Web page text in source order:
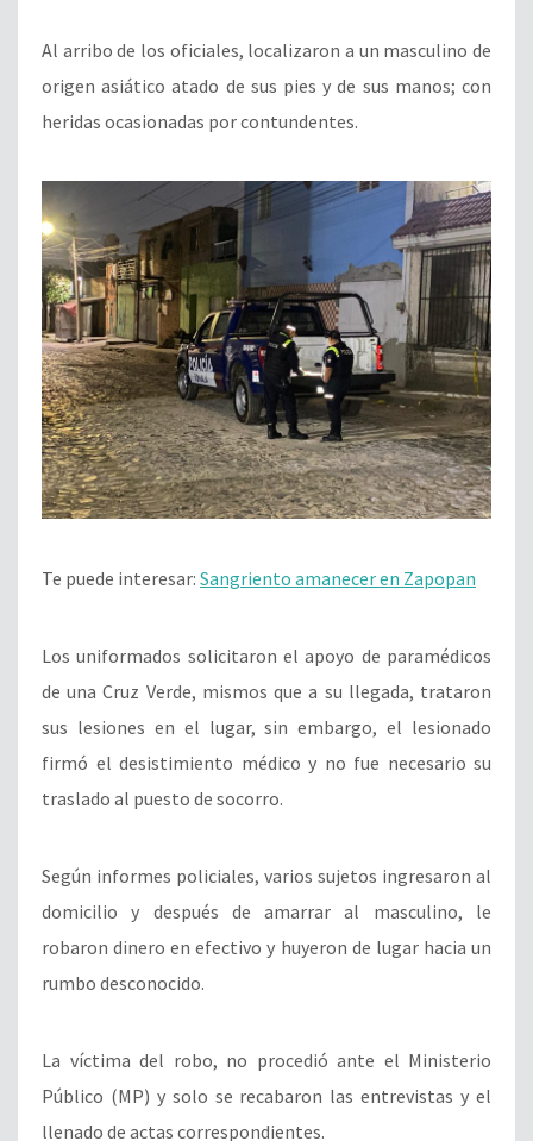
Al arribo de los oficiales, localizaron a un masculino de
origen asiático atado de sus pies y de sus manos; con
heridas ocasionadas por contundentes.
Te puede interesar: Sangriento amanecer en Zapopan
Los uniformados solicitaron el apoyo de paramédicos
de una Cruz Verde, mismos que a su llegada, trataron
sus lesiones en el lugar, sin embargo, el lesionado
firmó el desistimiento médico y no fue necesario su
traslado al puesto de socorro.
Según informes policiales, varios sujetos ingresaron al
domicilio y después de amarrar al masculino, le
robaron dinero en efectivo y huyeron de lugar hacia un
rumbo desconocido.
La víctima del robo, no procedió ante el Ministerio
Público (MP) y solo se recabaron las entrevistas y el
llenado de actas correspondientes.